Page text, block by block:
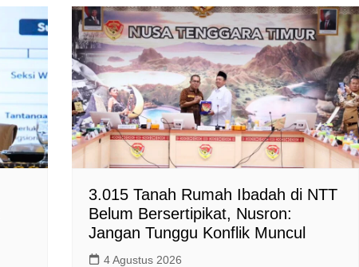
3.015 Tanah Rumah Ibadah di NTT
Belum Bersertipikat, Nusron:
Jangan Tunggu Konflik Muncul
4 Agustus 2026